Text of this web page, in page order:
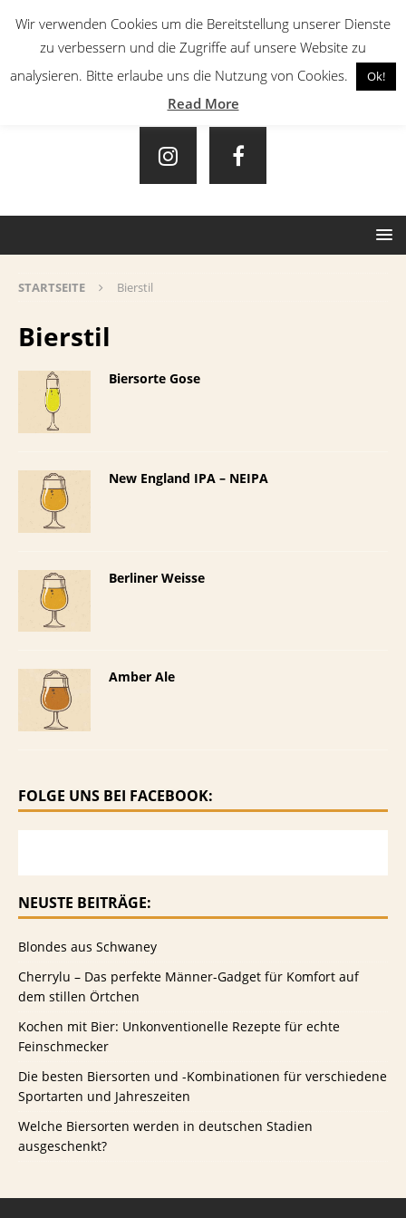
STARTSEITE Bierstil
Bierstil
Biersorte Gose
New England IPA – NEIPA
Berliner Weisse
Amber Ale
FOLGE UNS BEI FACEBOOK:
NEUSTE BEITRÄGE:
Blondes aus Schwaney
Cherrylu – Das perfekte Männer-Gadget für Komfort auf
dem stillen Örtchen
Kochen mit Bier: Unkonventionelle Rezepte für echte
Feinschmecker
Die besten Biersorten und -Kombinationen für verschiedene
Sportarten und Jahreszeiten
Welche Biersorten werden in deutschen Stadien
ausgeschenkt?
Wir verwenden Cookies um die Bereitstellung unserer Dienste
zu verbessern und die Zugriffe auf unsere Website zu
analysieren. Bitte erlaube uns die Nutzung von Cookies.
Ok!
Read More